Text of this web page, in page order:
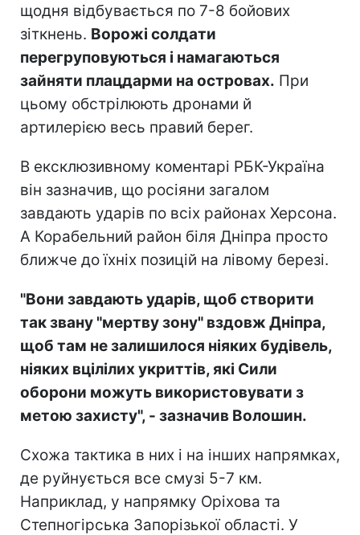
щодня відбувається по 7-8 бойових
зіткнень. Ворожі солдати
перегруповуються і намагаються
зайняти плацдарми на островах. При
цьому обстрілюють дронами й
артилерією весь правий берег.
В ексклюзивному коментарі РБК-Україна
він зазначив, що росіяни загалом
завдають ударів по всіх районах Херсона.
А Корабельний район біля Дніпра просто
ближче до їхніх позицій на лівому березі.
"Вони завдають ударів, щоб створити
так звану "мертву зону" вздовж Дніпра,
щоб там не залишилося ніяких будівель,
ніяких вцілілих укриттів, які Сили
оборони можуть використовувати з
метою захисту", - зазначив Волошин.
Схожа тактика в них і на інших напрямках,
де руйнується все смузі 5-7 км.
Наприклад, у напрямку Оріхова та
Степногірська Запорізької області. У